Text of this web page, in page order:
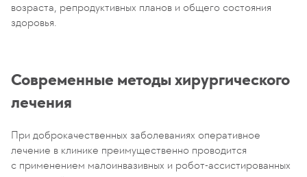
возраста, репродуктивных планов и общего состояния
здоровья.
Современные методы хирургического
лечения
При доброкачественных заболеваниях оперативное
лечение в клинике преимущественно проводится
с применением малоинвазивных и робот-ассистированных